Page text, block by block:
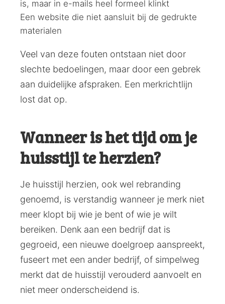
is, maar in e-mails heel formeel klinkt
Een website die niet aansluit bij de gedrukte
materialen
Veel van deze fouten ontstaan niet door
slechte bedoelingen, maar door een gebrek
aan duidelijke afspraken. Een merkrichtlijn
lost dat op.
Wanneer is het tijd om je
huisstijl te herzien?
Je huisstijl herzien, ook wel rebranding
genoemd, is verstandig wanneer je merk niet
meer klopt bij wie je bent of wie je wilt
bereiken. Denk aan een bedrijf dat is
gegroeid, een nieuwe doelgroep aanspreekt,
fuseert met een ander bedrijf, of simpelweg
merkt dat de huisstijl verouderd aanvoelt en
niet meer onderscheidend is.